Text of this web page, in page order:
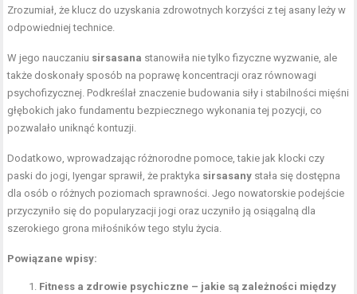
Zrozumiał, że klucz do uzyskania zdrowotnych korzyści z tej asany leży w
odpowiedniej technice.
W jego nauczaniu sirsasana stanowiła nie tylko fizyczne wyzwanie, ale
także doskonały sposób na poprawę koncentracji oraz równowagi
psychofizycznej. Podkreślał znaczenie budowania siły i stabilności mięśni
głębokich jako fundamentu bezpiecznego wykonania tej pozycji, co
pozwalało uniknąć kontuzji.
Dodatkowo, wprowadzając różnorodne pomoce, takie jak klocki czy
paski do jogi, Iyengar sprawił, że praktyka sirsasany stała się dostępna
dla osób o różnych poziomach sprawności. Jego nowatorskie podejście
przyczyniło się do popularyzacji jogi oraz uczyniło ją osiągalną dla
szerokiego grona miłośników tego stylu życia.
Powiązane wpisy:
Fitness a zdrowie psychiczne – jakie są zależności między